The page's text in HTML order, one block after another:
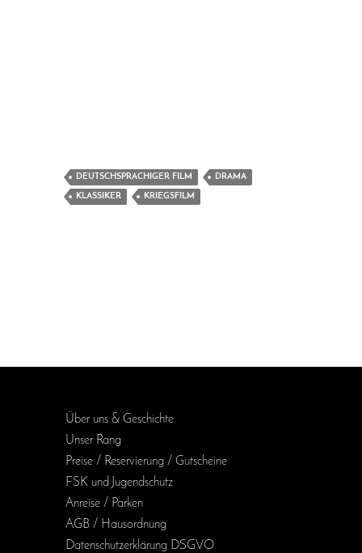
DEUTSCHSPRACHIGER FILM DRAMA
KLASSIKER KRIEGSFILM
Über uns & Geschichte
Unser Rang
Preise / Reservierung / Gutscheine
FSK und Jugendschutz
Anreise / Parken
AGB / Haus­ordnung
Daten­schutz­erklärung DSGVO